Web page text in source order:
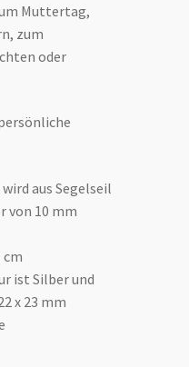
Muttertag,
zum
oder
aus Segelseil
von 10 mm
cm
ist Silber und
x 23 mm